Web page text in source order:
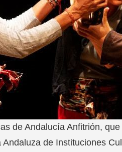
de Andalucía Anfitrión,
de Instituciones